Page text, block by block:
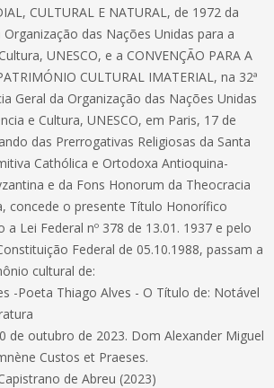
CULTURAL E NATURAL, de 1972 da
das Nações Unidas para a
UNESCO, e a CONVENÇÃO PARA A
CULTURAL IMATERIAL, na 32ª
Geral da Organização das Nações Unidas
e Cultura, UNESCO, em Paris, 17 de
das Prerrogativas Religiosas da Santa
Cathólica e Ortodoxa Antioquina-
e da Fons Honorum da Theocracia
concede o presente Título Honorífico
a Lei Federal nº 378 de 13.01. 1937 e pelo
Federal de 05.10.1988, passam a
cultural de:
-Poeta Thiago Alves - O Título de: Notável
de outubro de 2023. Dom Alexander Miguel
Custos et Praeses.
de Abreu (2023)